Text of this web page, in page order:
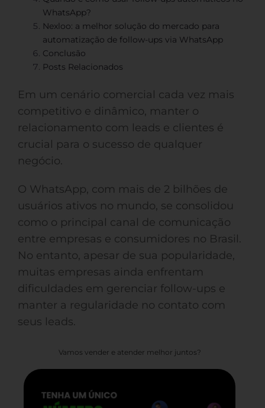
WhatsApp?
Nexloo: a melhor solução do mercado para
automatização de follow-ups via WhatsApp
Conclusão
Posts Relacionados
Em um cenário comercial cada vez mais
competitivo e dinâmico, manter o
relacionamento com leads e clientes é
crucial para o sucesso de qualquer
negócio.
O WhatsApp, com mais de 2 bilhões de
usuários ativos no mundo, se consolidou
como o principal canal de comunicação
entre empresas e consumidores no Brasil.
No entanto, apesar de sua popularidade,
muitas empresas ainda enfrentam
dificuldades em gerenciar follow-ups e
manter a regularidade no contato com
seus leads.
Vamos vender e atender melhor juntos?